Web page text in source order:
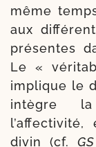
même
aux
pré­sentes
Le «
implique le
intègre
divin (cf. GS